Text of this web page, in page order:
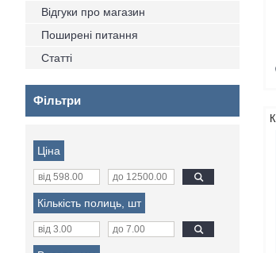
Відгуки про магазин
Поширені питання
Статті
Фільтри
Ціна
Кількість полиць, шт